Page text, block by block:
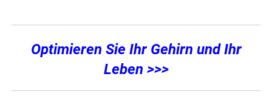
Optimieren Sie Ihr Gehirn und Ihr
Leben >>>